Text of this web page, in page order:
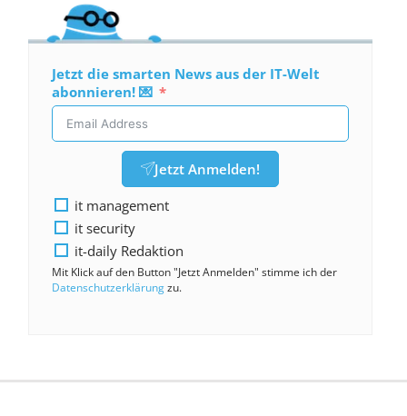
Jetzt die smarten News aus der IT-Welt
abonnieren! 💌
Jetzt Anmelden!
it management
it security
it-daily Redaktion
Mit Klick auf den Button "Jetzt Anmelden" stimme ich der
Datenschutzerklärungzu.